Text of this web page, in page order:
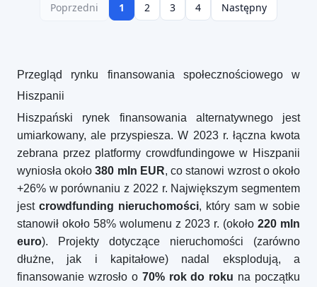
Poprzedni
1 2 3 4 Następny
Przegląd rynku finansowania społecznościowego w
Hiszpanii
Hiszpański rynek finansowania alternatywnego jest
umiarkowany, ale przyspiesza. W 2023 r. łączna kwota
zebrana przez platformy crowdfundingowe w Hiszpanii
wyniosła około380 mln EUR, co stanowi wzrost o około
+26% w porównaniu z 2022 r. Największym segmentem
jest crowdfunding nieruchomości, który sam w sobie
stanowił około 58% wolumenu z 2023 r. (około 220 mln
euro). Projekty dotyczące nieruchomości (zarówno
dłużne, jak i kapitałowe) nadal eksplodują, a
finansowanie wzrosło o 70% rok do roku na początku